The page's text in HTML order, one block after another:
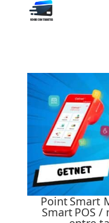
Point Smart
Smart POS